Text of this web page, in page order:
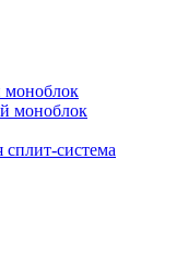
моноблок
моноблок
сплит-система